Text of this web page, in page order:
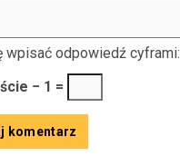
wpisać odpowiedź cyframi:
− 1 =